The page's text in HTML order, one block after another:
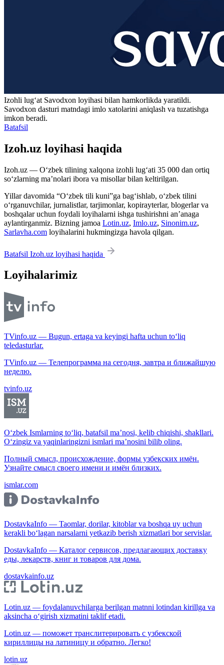
Izohli lugʻat Savodxon loyihasi bilan hamkorlikda yaratildi.
Savodxon dasturi matndagi imlo xatolarini aniqlash va tuzatishga
imkon beradi.
Batafsil
Izoh.uz loyihasi haqida
Izoh.uz — O‘zbek tilining xalqona izohli lug‘ati 35 000 dan ortiq
so‘zlarning ma’nolari ibora va misollar bilan keltirilgan.
Yillar davomida “O‘zbek tili kuni”ga bag‘ishlab, o‘zbek tilini
o‘rganuvchilar, jurnalistlar, tarjimonlar, kopirayterlar, blogerlar va
boshqalar uchun foydali loyihalarni ishga tushirishni an’anaga
aylantirganmiz. Bizning jamoa Lotin.uz, Imlo.uz, Sinonim.uz,
Sarlavha.com loyihalarini hukmingizga havola qilgan.
Batafsil Izoh.uz loyihasi haqida
Loyihalarimiz
TVinfo.uz — Bugun, ertaga va keyingi hafta uchun to‘liq
teledasturlar.
TVinfo.uz — Телепрограмма на сегодня, завтра и ближайшую
неделю.
tvinfo.uz
O‘zbek Ismlarning to‘liq, batafsil ma’nosi, kelib chiqishi, shakllari.
O‘zingiz va yaqinlaringizni ismlari ma’nosini bilib oling.
Полный смысл, происхождение, формы узбекских имён.
Узнайте смысл своего имени и имён близких.
ismlar.com
DostavkaInfo — Taomlar, dorilar, kitoblar va boshqa uy uchun
kerakli bo‘lagan narsalarni yetkazib berish xizmatlari bor servislar.
DostavkaInfo — Каталог сервисов, предлагающих доставку
еды, лекарств, книг и товаров для дома.
dostavkainfo.uz
Lotin.uz — foydalanuvchilarga berilgan matnni lotindan kirillga va
aksincha o‘girish xizmatini taklif etadi.
Lotin.uz — поможет транслитерировать с узбекской
кириллицы на латиницу и обратно. Легко!
lotin.uz